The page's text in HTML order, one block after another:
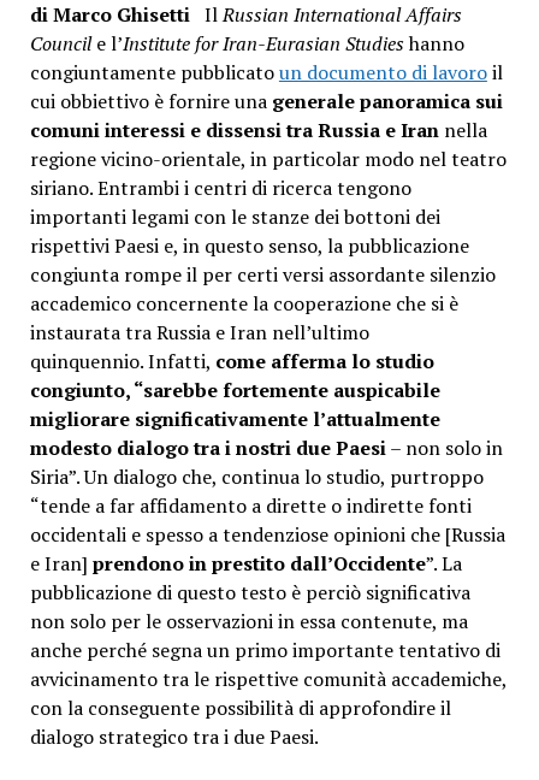
di Marco GhisettiIlRussian International Affairs
Councile l’Institute for Iran-Eurasian Studieshanno
congiuntamente pubblicatoun documento di lavoroil
cui obbiettivo è fornire una generale panoramica sui
comuni interessi e dissensi tra Russia e Irannella
regione vicino-orientale, in particolar modo nel teatro
siriano. Entrambi i centri di ricerca tengono
importanti legami con le stanze dei bottoni dei
rispettivi Paesi e, in questo senso, la pubblicazione
congiunta rompe il per certi versi assordante silenzio
accademico concernente la cooperazione che si è
instaurata tra Russia e Iran nell’ultimo
quinquennio. Infatti, come afferma lo studio
congiunto, “sarebbe fortemente auspicabile
migliorare significativamente l’attualmente
modesto dialogo tra i nostri due Paesi– non solo in
Siria”. Un dialogo che, continua lo studio, purtroppo
“tende a far affidamento a dirette o indirette fonti
occidentali e spesso a tendenziose opinioni che [Russia
e Iran] prendono in prestito dall’Occidente”. La
pubblicazione di questo testo è perciò significativa
non solo per le osservazioni in essa contenute, ma
anche perché segna un primo importante tentativo di
avvicinamento tra le rispettive comunità accademiche,
con la conseguente possibilità di approfondire il
dialogo strategico tra i due Paesi.